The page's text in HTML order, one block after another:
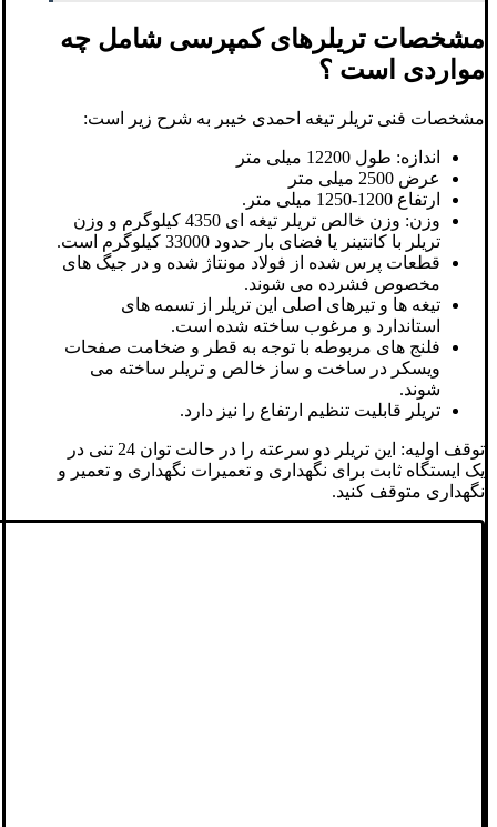
مشخصات تریلرهای کمپرسی شامل چه
مواردی است ؟
مشخصات فنی تریلر تیغه احمدی خیبر به شرح زیر است:
اندازه: طول 12200 میلی متر
عرض 2500 میلی متر
ارتفاع 1200-1250 میلی متر.
وزن: وزن خالص تریلر تیغه ای 4350 کیلوگرم و وزن
تریلر با کانتینر یا فضای بار حدود 33000 کیلوگرم است.
قطعات پرس شده از فولاد مونتاژ شده و در جیگ های
مخصوص فشرده می شوند.
تیغه ها و تیرهای اصلی این تریلر از تسمه های
استاندارد و مرغوب ساخته شده است.
فلنج های مربوطه با توجه به قطر و ضخامت صفحات
ویسکر در ساخت و ساز خالص و تریلر ساخته می
شوند.
تریلر قابلیت تنظیم ارتفاع را نیز دارد.
توقف اولیه: این تریلر دو سرعته را در حالت توان 24 تنی در
یک ایستگاه ثابت برای نگهداری و تعمیرات نگهداری و تعمیر و
نگهداری متوقف کنید.